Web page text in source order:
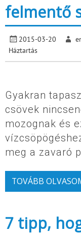
felmentő
2015-03-20
Háztartás
Gyakran
csövek
mozognak és
meg a zavaró
TOVÁBB
7 tipp,